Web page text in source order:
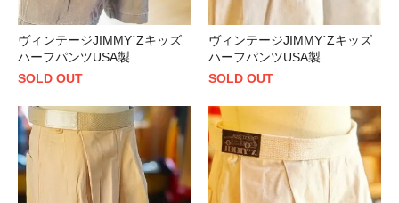
ヴィンテージJIMMY´Zキッズ
ハーフパンツUSA製
SOLD OUT
ヴィンテージJIMMY´Zキッズ
ハーフパンツUSA製
SOLD OUT